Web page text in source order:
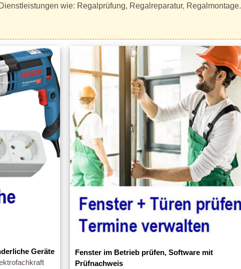
wie: Regalprüfung, Regalreparatur, Regalmontage.
Geräte
Fenster im Betrieb prüfen, Software mit
Prüfnachweis